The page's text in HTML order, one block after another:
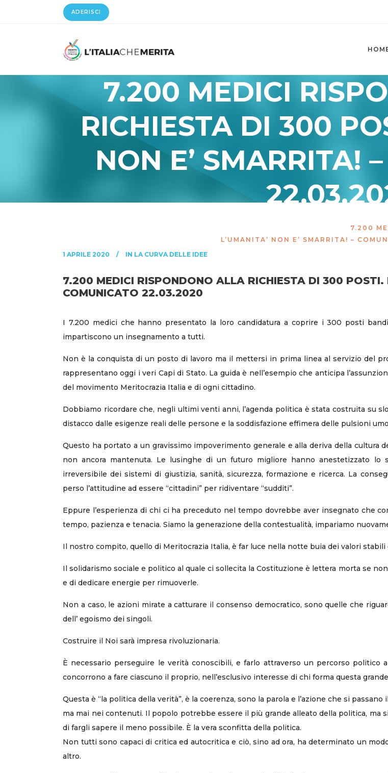
ADERISCI
7.200 MEDICI
RICHIESTA DI 300
NON E’ SMARRITA!
7.200
L’UMANITA’ NON E’ SMARRITA! –
1 APRILE 2020
IN LA CURVA DELLE IDEE
7.200 MEDICI RISPONDONO ALLA RICHIESTA DI 300 POSTI.
COMUNICATO 22.03.2020
I 7.200 medici che hanno presentato la loro candidatura a coprire i 300 posti
impartiscono un insegnamento a tutti.
Non è la conquista di un posto di lavoro ma il mettersi in prima linea al servizio del
rappresentano oggi i veri Capi di Stato. La guida è nell’esempio che anticipa
del movimento Meritocrazia Italia e di ogni cittadino.
Dobbiamo ricordare che, negli ultimi venti anni, l’agenda politica è stata costruita su
distacco dalle esigenze reali delle persone e la soddisfazione effimera delle pulsioni
Questo ha portato a un gravissimo impoverimento generale e alla deriva della cultura
non ancora mantenuta. Le lusinghe di un futuro migliore hanno anestetizzato
irreversibile dei sistemi di giustizia, sanità, sicurezza, formazione e ricerca. La
perso l’attitudine ad essere “cittadini” per ridiventare “sudditi”.
Eppure l’esperienza di chi ci ha preceduto nel tempo dovrebbe aver insegnato che
tempo, pazienza e tenacia. Siamo la generazione della contestualità, impariamo
Il nostro compito, quello di Meritocrazia Italia, è far luce nella notte buia dei valori
Il solidarismo sociale e politico al quale ci sollecita la Costituzione è lettera morta se
e di dedicare energie per rimuoverle.
Non a caso, le azioni mirate a catturare il consenso democratico, sono quelle che
dell’ egoismo dei singoli.
Costruire il Noi sarà impresa rivoluzionaria.
È necessario perseguire le verità conoscibili, e farlo attraverso un percorso
concorrono a fare ciascuno il proprio, nell’esclusivo interesse di chi forma questa
Questa è “la politica della verità”, è la coerenza, sono la parola e l’azione che si
ma mai nei contenuti. Il popolo potrebbe essere il più grande alleato della politica, ma
di fargli sapere il meno possibile. È la vera sconfitta della politica.
Non tutti sono capaci di critica ed autocritica e ciò, sino ad ora, ha determinato un
altro.